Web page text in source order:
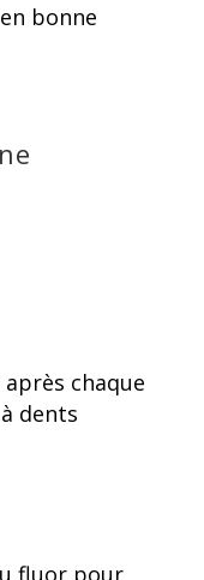
bonne
chaque
dents
fluor pour